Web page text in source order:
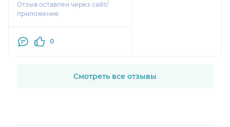
Отзыв оставлен через сайт/
приложение
0
Смотреть все отзывы